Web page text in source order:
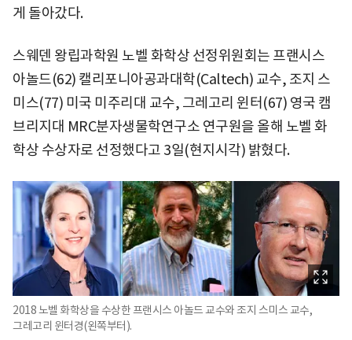
게 돌아갔다.
스웨덴 왕립과학원 노벨 화학상 선정위원회는 프랜시스
아놀드(62) 캘리포니아공과대학(Caltech) 교수, 조지 스
미스(77) 미국 미주리대 교수, 그레고리 윈터(67) 영국 캠
브리지대 MRC분자생물학연구소 연구원을 올해 노벨 화
학상 수상자로 선정했다고 3일(현지시각) 밝혔다.
2018 노벨 화학상을 수상한 프랜시스 아놀드 교수와 조지 스미스 교수,
그레고리 윈터경(왼쪽부터).